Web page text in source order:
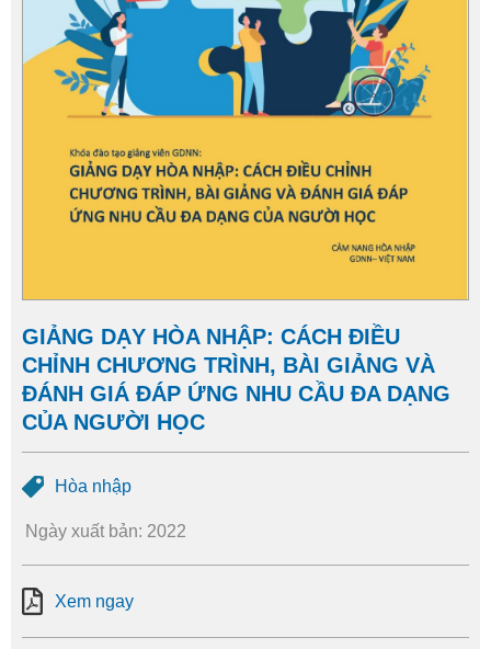
GIẢNG DẠY HÒA NHẬP: CÁCH ĐIỀU
CHỈNH CHƯƠNG TRÌNH, BÀI GIẢNG VÀ
ĐÁNH GIÁ ĐÁP ỨNG NHU CẦU ĐA DẠNG
CỦA NGƯỜI HỌC
Hòa nhập
Ngày xuất bản: 2022
Xem ngay